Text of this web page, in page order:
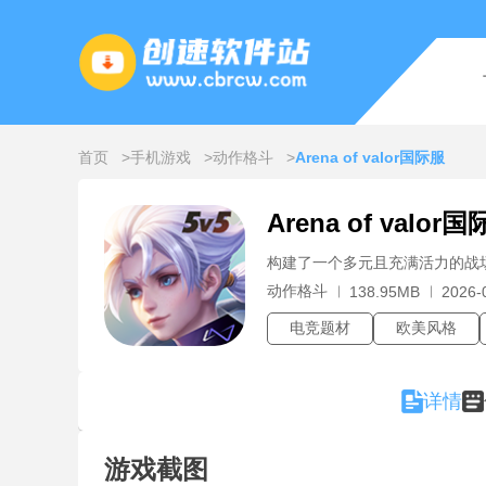
首页 手机游戏 动作格斗 Arena of valor国际服
Arena of valor国
构建了一个多元且充满活力的战
动作格斗
138.95MB 2026-
电竞题材 欧美风格
详情
游戏截图